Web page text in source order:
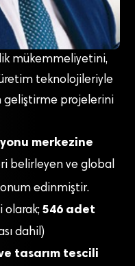
mükemmeliyetini,
üretim teknolojileriyle
geliştirme projelerini
merkezine
belirleyen ve global
edinmiştir.
olarak;546 adet
dahil)
tasarım tescili